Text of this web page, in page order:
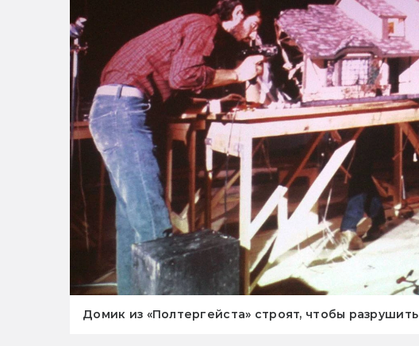
Домик из «Полтергейста» строят, чтобы разрушить